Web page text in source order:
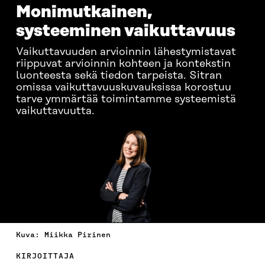
Monimut­kainen,
systeeminen vaikutta­vuus
Vaikuttavuuden arvioinnin lähestymistavat
riippuvat arvioinnin kohteen ja kontekstin
luonteesta sekä tiedon tarpeista. Sitran
omissa vaikuttavuuskuvauksissa korostuu
tarve ymmärtää toimintamme systeemistä
vaikuttavuutta.
Kuva: Miikka Pirinen
KIRJOITTAJA